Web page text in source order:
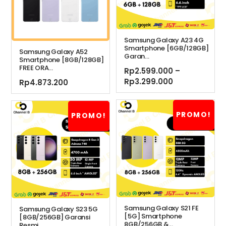
Samsung Galaxy A23 4G
Smartphone [6GB/128GB]
Garan...
Rp2.599.000 –
Rp3.299.000Rentang
harga:
Rp2.599.000
hingga
Samsung Galaxy A52
Smartphone [8GB/128GB]
FREE ORA...
Rp4.873.200
PROMO!
Samsung Galaxy S21 FE
[5G] Smartphone
PROMO!
Samsung Galaxy S23 5G
[8GB/256GB] Garansi